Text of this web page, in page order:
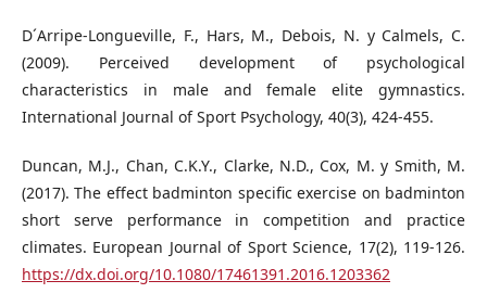
D´Arripe-Longueville, F., Hars, M., Debois, N. y Calmels, C.
(2009). Perceived development of psychological
characteristics in male and female elite gymnastics.
International Journal of Sport Psychology, 40(3), 424-455.
Duncan, M.J., Chan, C.K.Y., Clarke, N.D., Cox, M. y Smith, M.
(2017). The effect badminton specific exercise on badminton
short serve performance in competition and practice
climates. European Journal of Sport Science, 17(2), 119-126.
https://dx.doi.org/10.1080/17461391.2016.1203362